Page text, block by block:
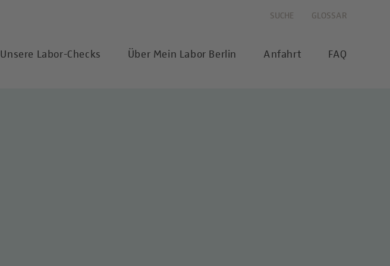
SUCHE GLOSSAR
Unsere Labor-Checks Über Mein Labor Berlin Anfahrt FAQ